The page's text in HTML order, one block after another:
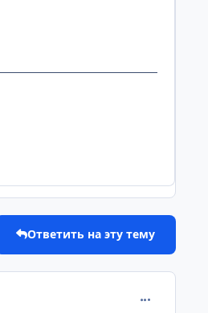
Ответить на эту тему